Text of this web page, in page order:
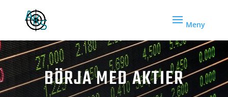
BÖRJA MED AKTIER